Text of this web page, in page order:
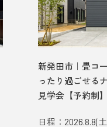
新発田市｜畳コ
ったり過ごせる
見学会【予約制】
日程：2026.8.8(